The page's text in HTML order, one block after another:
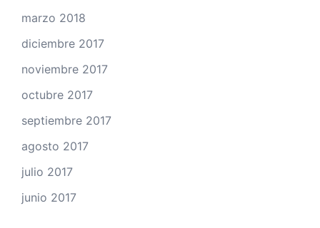
marzo 2018
diciembre 2017
noviembre 2017
octubre 2017
septiembre 2017
agosto 2017
julio 2017
junio 2017